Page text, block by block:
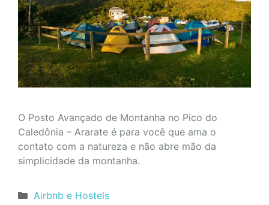
O Posto Avançado de Montanha no Pico do
Caledônia – Ararate é para você que ama o
contato com a natureza e não abre mão da
simplicidade da montanha.
Categorias
Airbnb e Hostels